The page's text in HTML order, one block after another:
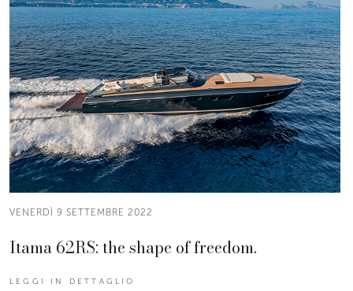
VENERDÌ 9 SETTEMBRE 2022
Itama 62RS: the shape of freedom.
LEGGI IN DETTAGLIO